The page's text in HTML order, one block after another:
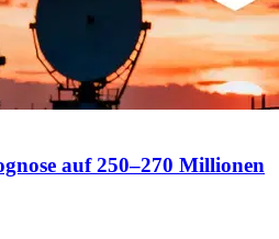
auf 250–270 Millionen